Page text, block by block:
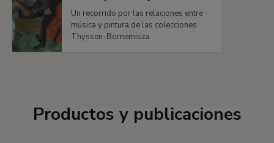
Un recorrido por las relaciones entre
música y pintura de las colecciones
Thyssen-Bornemisza.
Productos y publicaciones